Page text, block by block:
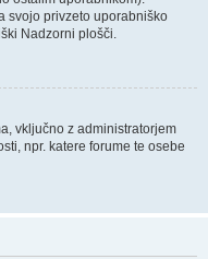
svojo privzeto uporabniško
Nadzorni plošči.
vključno z administratorjem
npr. katere forume te osebe